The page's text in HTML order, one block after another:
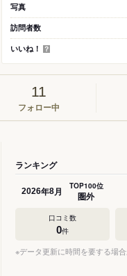
写真
訪問者数
いいね！ ？
11
フォロー中
ランキング
2026年8月 TOP100位
圏外
口コミ数
0件
※データ更新に時間を要する場合